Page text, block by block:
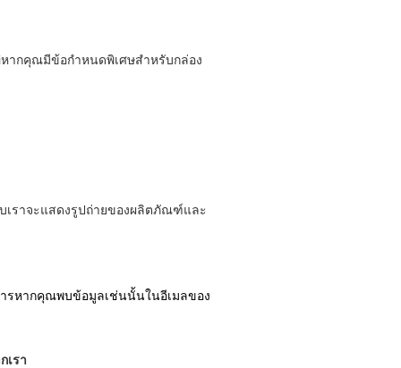
หากคุณมีข้อกำหนดพิเศษสำหรับกล่อง
เราจะแสดงรูปถ่ายของผลิตภัณฑ์และ
รหากคุณพบข้อมูลเช่นนั้นในอีเมลของ
เรา